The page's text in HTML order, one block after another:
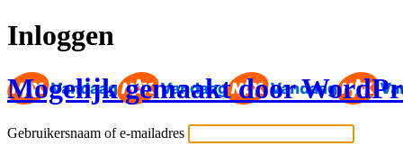
Inloggen
Mogelijk gemaakt door
Gebruikersnaam of e-mailadres